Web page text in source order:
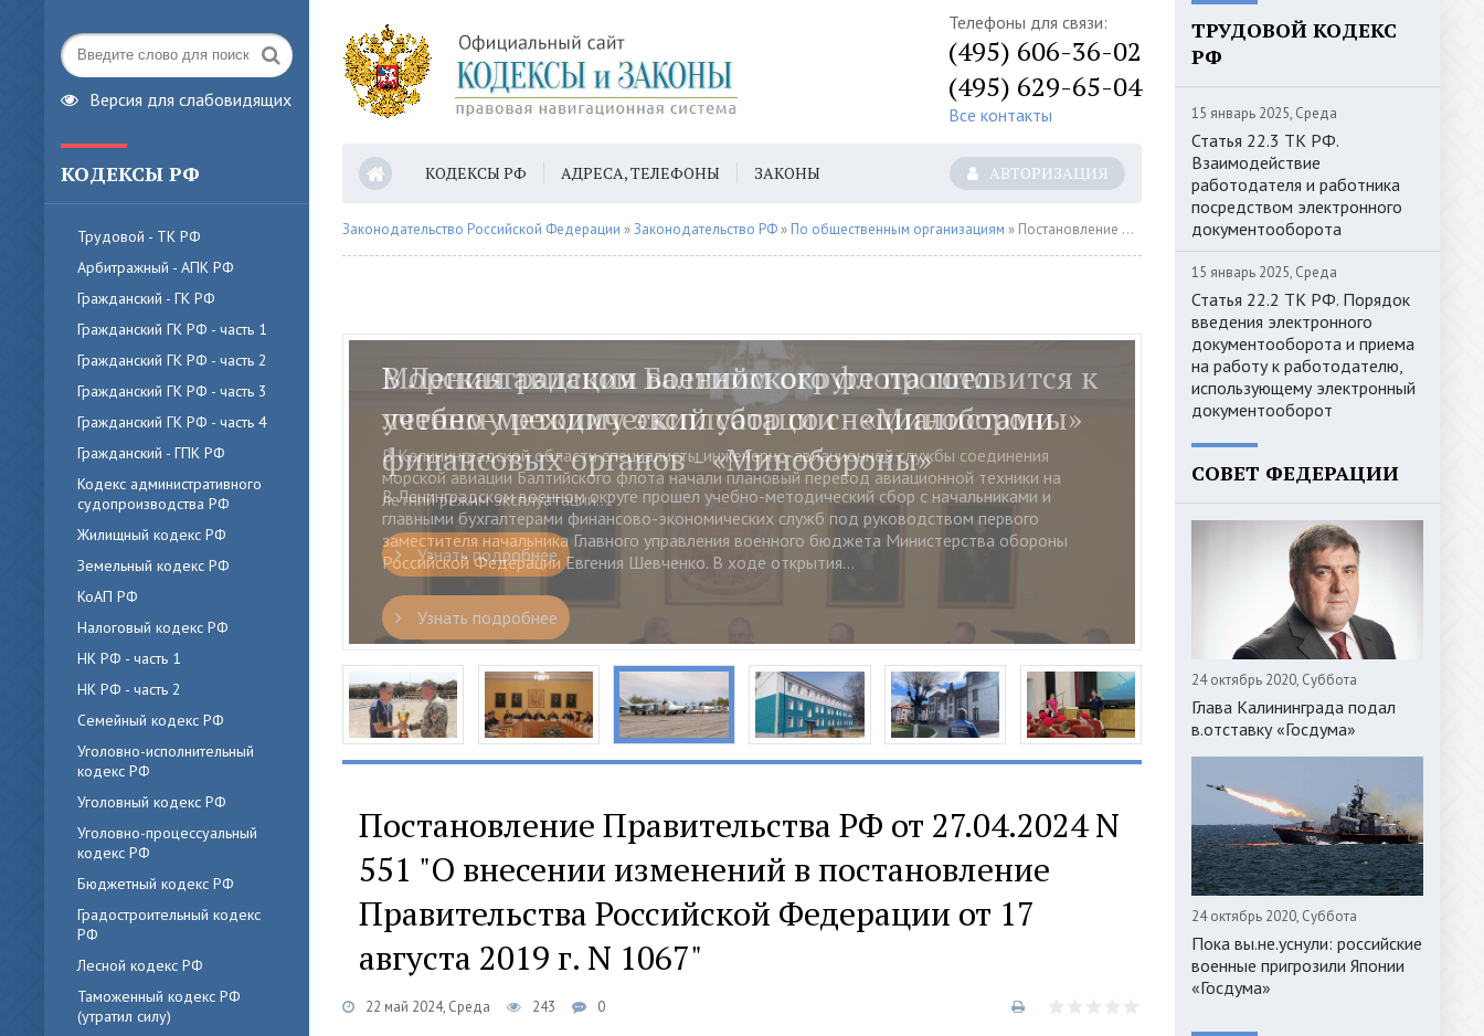
Версия для слабовидящих
Телефоны для связи:
(495) 606-36-02
(495) 629-65-04
Все контакты
КОДЕКСЫ РФ
Трудовой - ТК РФ
Арбитражный - АПК РФ
Гражданский - ГК РФ
Гражданский ГК РФ - часть 1
Гражданский ГК РФ - часть 2
Гражданский ГК РФ - часть 3
Гражданский ГК РФ - часть 4
Гражданский - ГПК РФ
Кодекс административного
судопроизводства РФ
Жилищный кодекс РФ
Земельный кодекс РФ
КоАП РФ
Налоговый кодекс РФ
НК РФ - часть 1
НК РФ - часть 2
Семейный кодекс РФ
Уголовно-исполнительный
кодекс РФ
Уголовный кодекс РФ
Уголовно-процессуальный
кодекс РФ
Бюджетный кодекс РФ
Градостроительный кодекс
РФ
Лесной кодекс РФ
Таможенный кодекс РФ
(утратил силу)
КОДЕКСЫ РФ АДРЕСА, ТЕЛЕФОНЫ ЗАКОНЫ АВТОРИЗАЦИЯ
Законодательство Российской Федерации »Законодательство РФ » По общественным организациям » Постановление Правительства РФ от 27.04.2024 N 551 "О внесении изменений в постановление Правительства Российской Федерации от 17 августа 2019 г. N 1067"
Морская авиация Балтийского флота готовится к
летнему режиму эксплуатации - «Минобороны»
В Калининградской области специалисты инженерно-авиационной службы соединения
морской авиации Балтийского флота начали плановый перевод авиационной техники на
летний режим эксплуатации....
Узнать подробнее
Постановление Правительства РФ от 27.04.2024 N
551 "О внесении изменений в постановление
Правительства Российской Федерации от 17
августа 2019 г. N 1067"
22 май 2024, Среда 243 0
ТРУДОВОЙ КОДЕКС
РФ
15 январь 2025, Среда
Статья 22.3 ТК РФ.
Взаимодействие
работодателя и работника
посредством электронного
документооборота
15 январь 2025, Среда
Статья 22.2 ТК РФ. Порядок
введения электронного
документооборота и приема
на работу к работодателю,
использующему электронный
документооборот
СОВЕТ ФЕДЕРАЦИИ
24 октябрь 2020, Суббота
Глава Калининграда подал
в.отставку «Госдума»
24 октябрь 2020, Суббота
Пока вы.не.уснули: российские
военные пригрозили Японии
«Госдума»